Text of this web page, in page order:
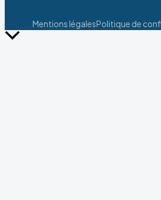
Mentions légalesPolitique de